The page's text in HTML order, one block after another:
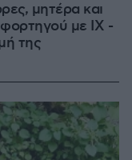
μητέρα και
φορτηγού με ΙΧ -
της